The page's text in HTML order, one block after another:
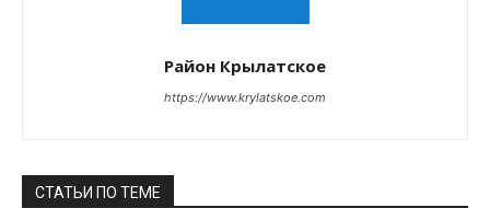
Район Крылатское
https://www.krylatskoe.com
СТАТЬИ ПО ТЕМЕ